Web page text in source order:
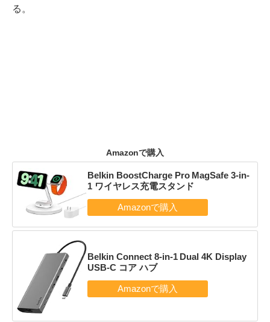
る。
Amazonで購入
Belkin BoostCharge Pro MagSafe 3-in-
1 ワイヤレス充電スタンド
Belkin Connect 8-in-1 Dual 4K Display
USB-C コア ハブ